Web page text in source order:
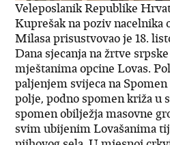
Veleposlanik Republike
Kuprešak na poziv nacelnika
Milasa prisustvovao je 18.
Dana sjecanja na žrtve
mještanima opcine Lovas.
paljenjem svijeca na
polje, podno spomen križa u
spomen obilježja masovne
svim ubijenim Lovašanima